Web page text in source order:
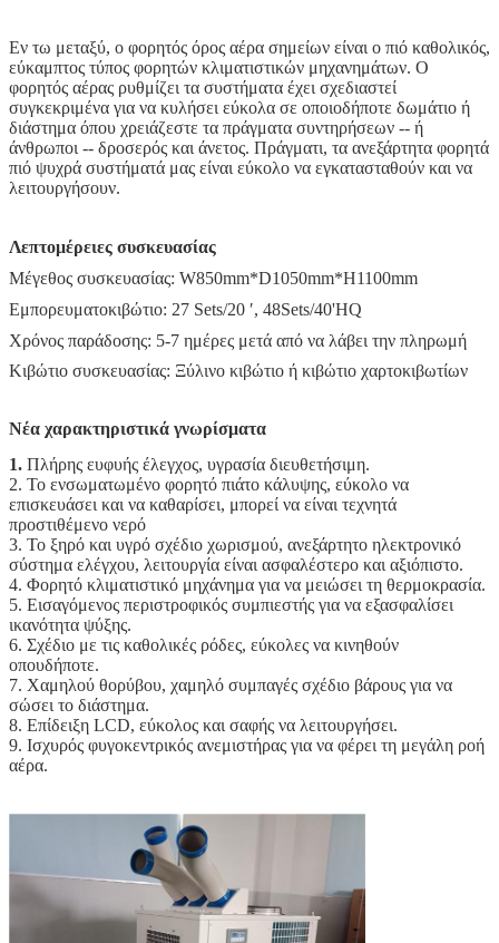
Εν τω μεταξύ, ο φορητός όρος αέρα σημείων είναι ο πιό καθολικός,
εύκαμπτος τύπος φορητών κλιματιστικών μηχανημάτων. Ο
φορητός αέρας ρυθμίζει τα συστήματα έχει σχεδιαστεί
συγκεκριμένα για να κυλήσει εύκολα σε οποιοδήποτε δωμάτιο ή
διάστημα όπου χρειάζεστε τα πράγματα συντηρήσεων -- ή
άνθρωποι -- δροσερός και άνετος. Πράγματι, τα ανεξάρτητα φορητά
πιό ψυχρά συστήματά μας είναι εύκολο να εγκατασταθούν και να
λειτουργήσουν.
Λεπτομέρειες συσκευασίας
Μέγεθος συσκευασίας: W850mm*D1050mm*H1100mm
Εμπορευματοκιβώτιο: 27 Sets/20 ′, 48Sets/40'HQ
Χρόνος παράδοσης: 5-7 ημέρες μετά από να λάβει την πληρωμή
Κιβώτιο συσκευασίας: Ξύλινο κιβώτιο ή κιβώτιο χαρτοκιβωτίων
Νέα χαρακτηριστικά γνωρίσματα
1. Πλήρης ευφυής έλεγχος, υγρασία διευθετήσιμη.
2. Το ενσωματωμένο φορητό πιάτο κάλυψης, εύκολο να
επισκευάσει και να καθαρίσει, μπορεί να είναι τεχνητά
προστιθέμενο νερό
3. Το ξηρό και υγρό σχέδιο χωρισμού, ανεξάρτητο ηλεκτρονικό
σύστημα ελέγχου, λειτουργία είναι ασφαλέστερο και αξιόπιστο.
4. Φορητό κλιματιστικό μηχάνημα για να μειώσει τη θερμοκρασία.
5. Εισαγόμενος περιστροφικός συμπιεστής για να εξασφαλίσει
ικανότητα ψύξης.
6. Σχέδιο με τις καθολικές ρόδες, εύκολες να κινηθούν
οπουδήποτε.
7. Χαμηλού θορύβου, χαμηλό συμπαγές σχέδιο βάρους για να
σώσει το διάστημα.
8. Επίδειξη LCD, εύκολος και σαφής να λειτουργήσει.
9. Ισχυρός φυγοκεντρικός ανεμιστήρας για να φέρει τη μεγάλη ροή
αέρα.